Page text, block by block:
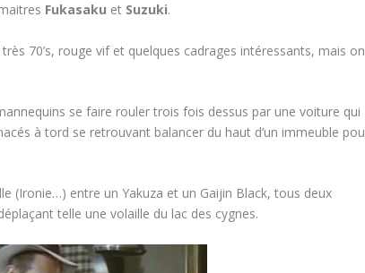
Fukasaku et Suzuki.
70’s, rouge vif et quelques cadrages intéressants, mais on
se faire rouler trois fois dessus par une voiture qui
à tord se retrouvant balancer du haut d’un immeuble
(Ironie…) entre un Yakuza et un Gaijin Black, tous deux
telle une volaille du lac des cygnes.